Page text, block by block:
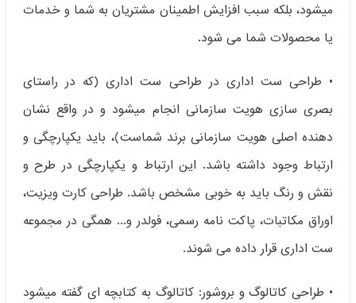
میشود، بلکه سبب افزایش اطمینان مشتریان به شما و خدمات
یا محصولات شما می شود.
• طراحی ست اداری در طراحی ست اداری (که در راستای
بصری سازی هویت سازمانی انجام میشود و در واقع نشان
دهنده اصلی هویت سازمانی برند شماست)، باید یکپارچگی و
ارتباط وجود داشته باشد. این ارتباط و یکپارچگی در طرح و
نقش و رنگ باید به خوبی مشخص باشد. طراحی کارت ویزیت،
اوراق مکاتبات، پاکت نامه رسمی، فولدر و... همگی در مجموعه
ست اداری قرار داده می شوند.
• طراحی کاتالوگ و بروشور: کاتالوگ به کتابچه ای گفته میشود